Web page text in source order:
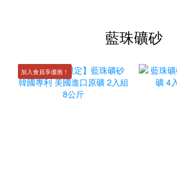
藍珠礦砂
加入會員享優惠！